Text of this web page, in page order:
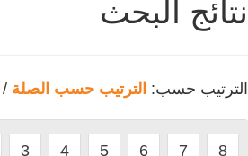
نتائج البحث
الترتيب حسب: الترتيب حسب الصلة /
3 4 5 6 7 8